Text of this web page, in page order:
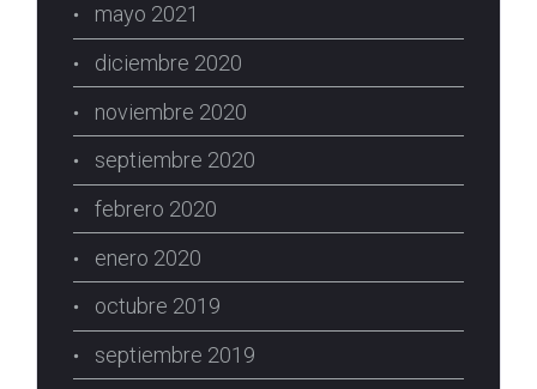
mayo 2021
diciembre 2020
noviembre 2020
septiembre 2020
febrero 2020
enero 2020
octubre 2019
septiembre 2019